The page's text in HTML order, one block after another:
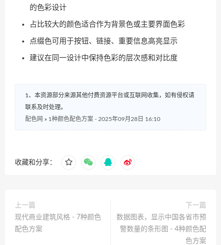
的色彩设计
占比较大的颜色适合作为背景色或主要界面色彩
点缀色可用于按钮、链接、重要信息高亮显示
建议在同一设计中保持色彩的层次感和对比度
1、本资源部分来源其他付费资源平台或互联网收集，如有侵权请
联系及时处理。
配色网 » 1种颜色配色方案 - 2025年09月28日 16:10
收藏和分享：
上一篇
现代商业建筑风格 - 7种颜色
配色方案
下一篇
数据图表，显示中国各省市预
警数量的条形图 - 4种颜色配
色方案